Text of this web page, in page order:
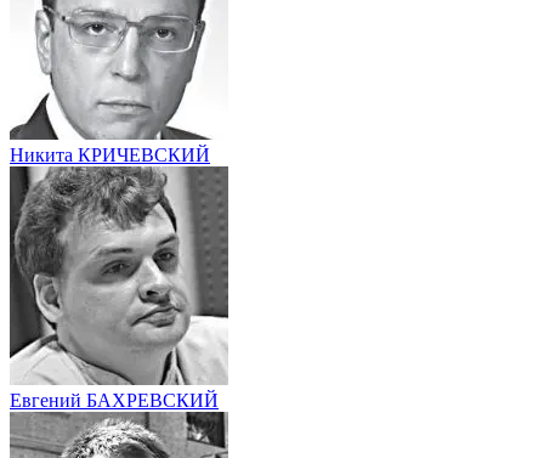
Никита КРИЧЕВСКИЙ
Евгений БАХРЕВСКИЙ